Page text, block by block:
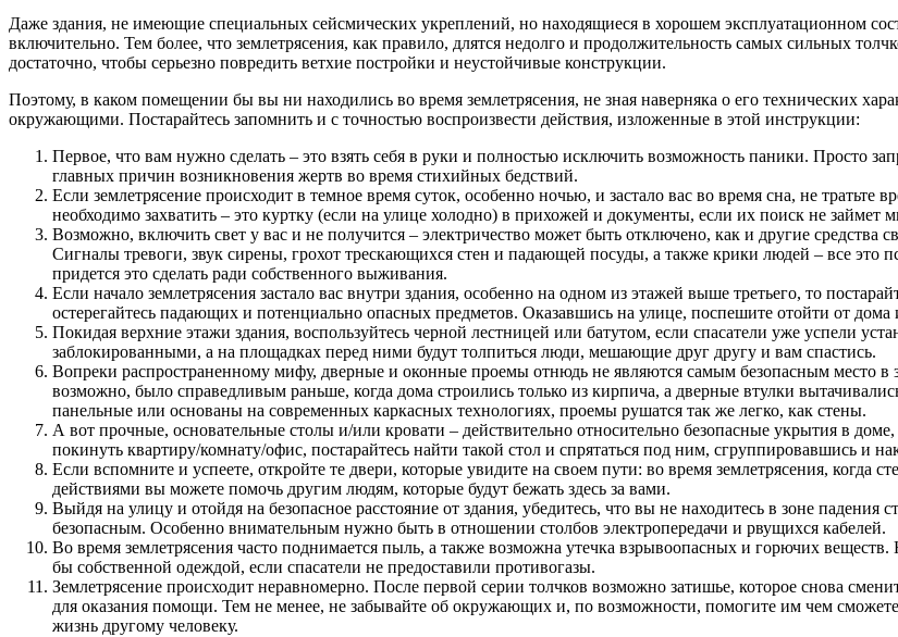
Даже здания, не имеющие специальных сейсмических укреплений, но находящиеся в хорошем эксплуатационном
включительно. Тем более, что землетрясения, как правило, длятся недолго и продолжительность самых сильных
достаточно, чтобы серьезно повредить ветхие постройки и неустойчивые конструкции.
Поэтому, в каком помещении бы вы ни находились во время землетрясения, не зная наверняка о его технических
окружающими. Постарайтесь запомнить и с точностью воспроизвести действия, изложенные в этой инструкции:
Первое, что вам нужно сделать – это взять себя в руки и полностью исключить возможность паники. Просто
главных причин возникновения жертв во время стихийных бедствий.
Если землетрясение происходит в темное время суток, особенно ночью, и застало вас во время сна, не
необходимо захватить – это куртку (если на улице холодно) в прихожей и документы, если их поиск не
Возможно, включить свет у вас и не получится – электричество может быть отключено, как и другие средства
Сигналы тревоги, звук сирены, грохот трескающихся стен и падающей посуды, а также крики людей – все это
придется это сделать ради собственного выживания.
Если начало землетрясения застало вас внутри здания, особенно на одном из этажей выше третьего, то
остерегайтесь падающих и потенциально опасных предметов. Оказавшись на улице, поспешите отойти от
Покидая верхние этажи здания, воспользуйтесь черной лестницей или батутом, если спасатели уже успели
заблокированными, а на площадках перед ними будут толпиться люди, мешающие друг другу и вам спастись.
Вопреки распространенному мифу, дверные и оконные проемы отнюдь не являются самым безопасным место в
возможно, было справедливым раньше, когда дома строились только из кирпича, а дверные втулки
панельные или основаны на современных каркасных технологиях, проемы рушатся так же легко, как стены.
А вот прочные, основательные столы и/или кровати – действительно относительно безопасные укрытия в
покинуть квартиру/комнату/офис, постарайтесь найти такой стол и спрятаться под ним, сгруппировавшись и
Если вспомните и успеете, откройте те двери, которые увидите на своем пути: во время землетрясения,
действиями вы можете помочь другим людям, которые будут бежать здесь за вами.
Выйдя на улицу и отойдя на безопасное расстояние от здания, убедитесь, что вы не находитесь в зоне падения
безопасным. Особенно внимательным нужно быть в отношении столбов электропередачи и рвущихся кабелей.
Во время землетрясения часто поднимается пыль, а также возможна утечка взрывоопасных и горючих
бы собственной одеждой, если спасатели не предоставили противогазы.
Землетрясение происходит неравномерно. После первой серии толчков возможно затишье, которое снова
для оказания помощи. Тем не менее, не забывайте об окружающих и, по возможности, помогите им чем
жизнь другому человеку.